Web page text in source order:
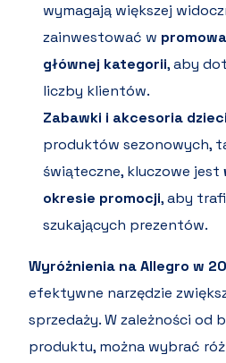
wymagają większej
zainwestować w
głównej kategorii, aby
liczby klientów.
Zabawki i akcesoria
produktów sezonowych,
świąteczne, kluczowe jest
okresie promocji, aby
szukających prezentów.
Wyróżnienia na Allegro w
efektywne narzędzie
sprzedaży. W zależności od
produktu, można wybrać